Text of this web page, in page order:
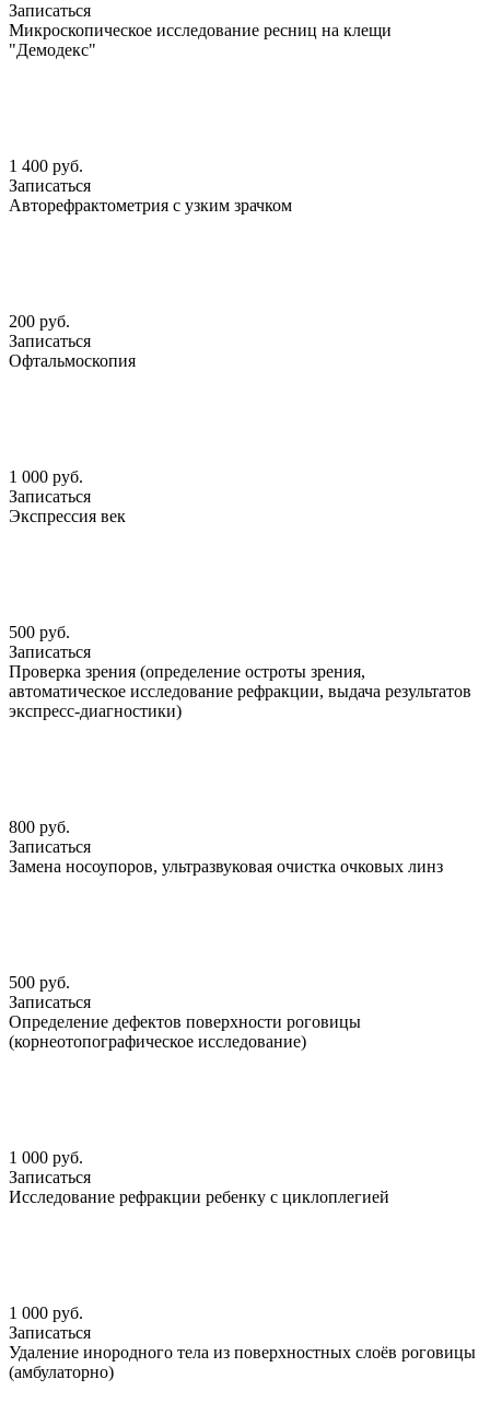
Записаться
Микроскопическое исследование ресниц на клещи
"Демодекс"
1 400 руб.
Записаться
Авторефрактометрия с узким зрачком
200 руб.
Записаться
Офтальмоскопия
1 000 руб.
Записаться
Экспрессия век
500 руб.
Записаться
Проверка зрения (определение остроты зрения,
автоматическое исследование рефракции, выдача результатов
экспресс-диагностики)
800 руб.
Записаться
Замена носоупоров, ультразвуковая очистка очковых линз
500 руб.
Записаться
Определение дефектов поверхности роговицы
(корнеотопографическое исследование)
1 000 руб.
Записаться
Исследование рефракции ребенку с циклоплегией
1 000 руб.
Записаться
Удаление инородного тела из поверхностных слоёв роговицы
(амбулаторно)